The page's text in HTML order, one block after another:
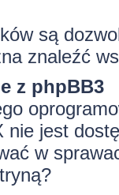
są
znaleźć
z phpBB3
nie jest
w